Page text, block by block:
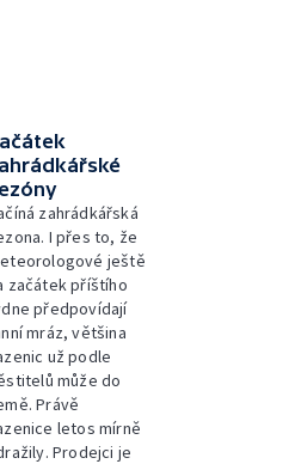
zahrádkářská
I přes to, že
ještě
začátek příštího
předpovídají
mráz, většina
už podle
může do
Právě
letos mírně
Prodejci je